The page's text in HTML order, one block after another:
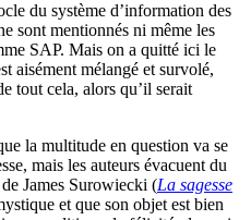
du système d’information des
sont mentionnés ni même les
SAP. Mais on a quitté ici le
aisément mélangé et survolé,
tout cela, alors qu’il serait
la multitude en question va se
mais les auteurs évacuent du
James Surowiecki (La sagesse
et que son objet est bien